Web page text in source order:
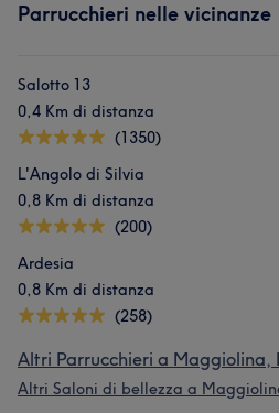
Parrucchieri nelle vicinanze
Salotto 13
0,4 Km di distanza
(1350)
L'Angolo di Silvia
0,8 Km di distanza
(200)
Ardesia
0,8 Km di distanza
(258)
Altri Parrucchieri a Maggiolina,
Altri Saloni di bellezza a